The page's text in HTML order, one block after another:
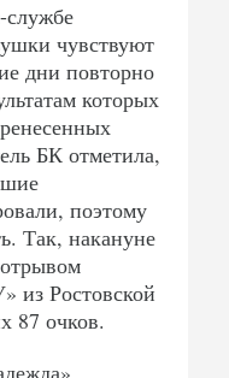
службе
чувствуют
дни повторно
которых
БК отметила,
поэтому
Так, накануне
из Ростовской
87 очков.